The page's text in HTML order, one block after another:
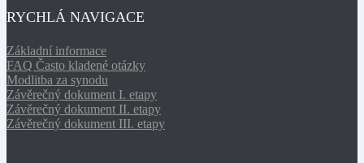
RYCHLÁ NAVIGACE
Základní informace
FAQ Často kladené otázky
Modlitba za synodu
Závěrečný dokument I. etapy
Závěrečný dokument II. etapy
Závěrečný dokument III. etapy